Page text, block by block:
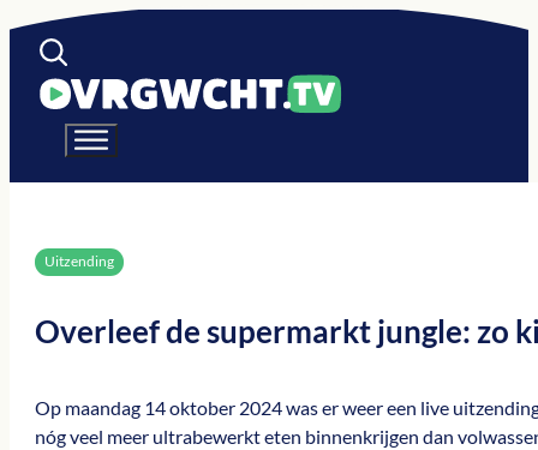
Uitzending
Overleef de supermarkt jungle: zo
Op maandag 14 oktober 2024 was er weer een live
nóg veel meer ultrabewerkt eten binnenkrijgen dan